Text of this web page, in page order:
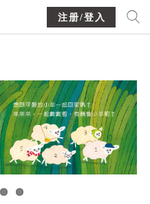
注册/登入